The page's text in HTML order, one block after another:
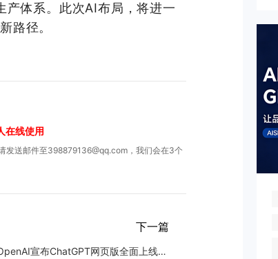
体系。此次AI布局，将进一
路径。
在线使用
发送邮件至398879136@qq.com，我们会在3个
下一篇
​OpenAI宣布ChatGPT网页版全面上线高级语音模式